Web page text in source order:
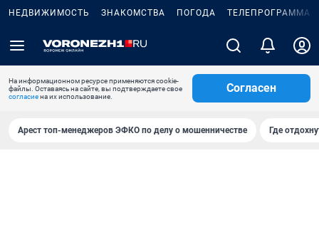
НЕДВИЖИМОСТЬ ЗНАКОМСТВА ПОГОДА ТЕЛЕПРОГРАММА
На информационном ресурсе применяются cookie-
файлы. Оставаясь на сайте, вы подтверждаете свое
согласиена их использование.
Согласен
Арест топ-менеджеров ЭФКО по делу о мошенничестве Где